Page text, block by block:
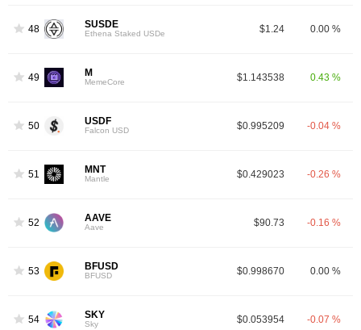
48 SUSDE
Ethena Staked USDe $1.24 0.00 %
49 M
MemeCore $1.143538 0.43 %
50 USDF
Falcon USD $0.995209 -0.04 %
51 MNT
Mantle $0.429023 -0.26 %
52 AAVE
Aave $90.73 -0.16 %
53 BFUSD
BFUSD $0.998670 0.00 %
54 SKY
Sky $0.053954 -0.07 %